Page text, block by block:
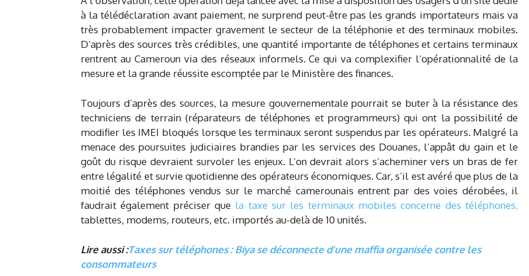
à la télédéclaration avant paiement, ne surprend peut-être pas les grands importateurs mais va
très probablement impacter gravement le secteur de la téléphonie et des terminaux mobiles.
D’après des sources très crédibles, une quantité importante de téléphones et certains terminaux
rentrent au Cameroun via des réseaux informels. Ce qui va complexifier l’opérationnalité de la
mesure et la grande réussite escomptée par le Ministère des finances.
Toujours d’après des sources, la mesure gouvernementale pourrait se buter à la résistance des
techniciens de terrain (réparateurs de téléphones et programmeurs) qui ont la possibilité de
modifier les IMEI bloqués lorsque les terminaux seront suspendus par les opérateurs. Malgré la
menace des poursuites judiciaires brandies par les services des Douanes, l’appât du gain et le
goût du risque devraient survoler les enjeux. L’on devrait alors s’acheminer vers un bras de fer
entre légalité et survie quotidienne des opérateurs économiques. Car, s’il est avéré que plus de la
moitié des téléphones vendus sur le marché camerounais entrent par des voies dérobées, il
faudrait également préciser que la taxe sur les terminaux mobiles concerne des téléphones,
tablettes, modems, routeurs, etc. importés au-delà de 10 unités.
Lire aussi :Taxes sur téléphones : Biya se déconnecte d’une maffia organisée contre les
consommateurs